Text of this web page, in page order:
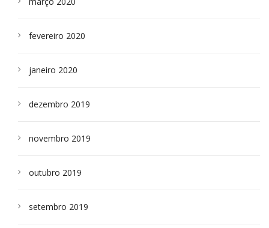
fevereiro 2020
janeiro 2020
dezembro 2019
novembro 2019
outubro 2019
setembro 2019